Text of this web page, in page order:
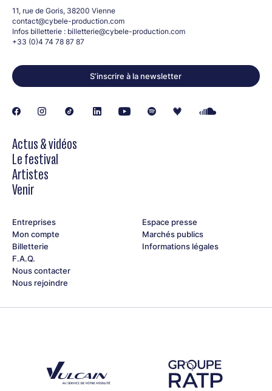
11, rue de Goris, 38200 Vienne
contact@cybele-production.com
Infos billetterie : billetterie@cybele-production.com
+33 (0)4 74 78 87 87
S’inscrire à la newsletter
Actus & vidéos
Le festival
Artistes
Venir
Entreprises
Mon compte
Billetterie
F.A.Q.
Nous contacter
Nous rejoindre
Espace presse
Marchés publics
Informations légales